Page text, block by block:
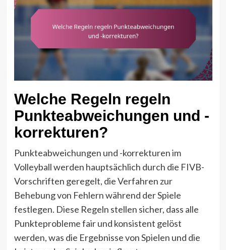
Welche Regeln regeln
Punkteabweichungen und -
korrekturen?
Punkteabweichungen und -korrekturen im
Volleyball werden hauptsächlich durch die FIVB-
Vorschriften geregelt, die Verfahren zur
Behebung von Fehlern während der Spiele
festlegen. Diese Regeln stellen sicher, dass alle
Punkteprobleme fair und konsistent gelöst
werden, was die Ergebnisse von Spielen und die